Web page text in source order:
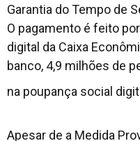
Garantia do Tempo de
O pagamento é feito
digital da Caixa
banco, 4,9 milhões de
na poupança social
Apesar de a Medida